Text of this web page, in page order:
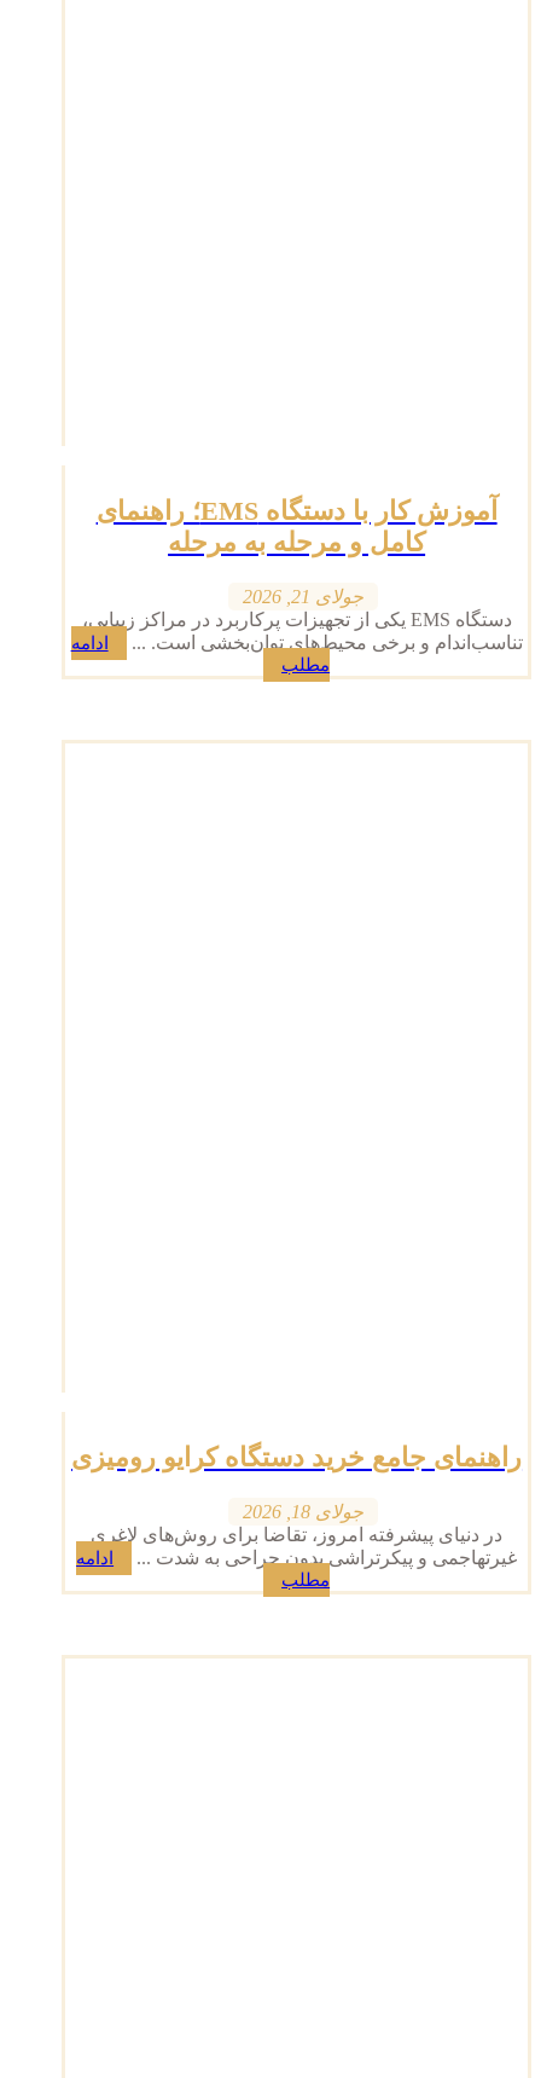
آموزش کار با دستگاه EMS؛ راهنمای
کامل و مرحله به مرحله
جولای 21, 2026
دستگاه EMS یکی از تجهیزات پرکاربرد در مراکز زیبایی،
تناسب‌اندام و برخی محیط‌های توان‌بخشی است. ...
ادامه
مطلب
راهنمای جامع خرید دستگاه کرایو رومیزی
جولای 18, 2026
در دنیای پیشرفته امروز، تقاضا برای روش‌های لاغری
غیرتهاجمی و پیکرتراشی بدون جراحی به شدت ...
ادامه
مطلب